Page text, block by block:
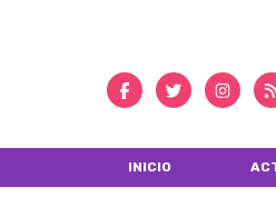
INICIO